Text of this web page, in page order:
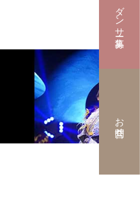
ダンサー募集
お問合せ